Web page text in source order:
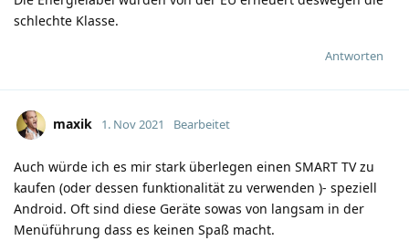
schlechte Klasse.
Antworten
maxik 1. Nov 2021 Bearbeitet
Auch würde ich es mir stark überlegen einen SMART TV zu
kaufen (oder dessen funktionalität zu verwenden )- speziell
Android. Oft sind diese Geräte sowas von langsam in der
Menüführung dass es keinen Spaß macht.